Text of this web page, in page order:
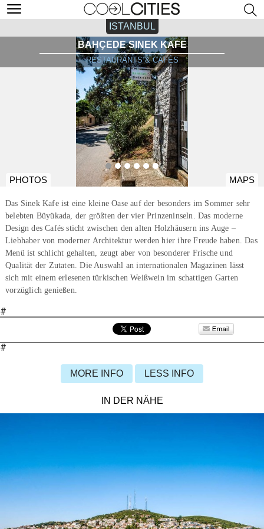
ISTANBUL
BAHÇEDE SINEK KAFE
RESTAURANTS & CAFÉS
PHOTOS MAPS
Das Sinek Kafe ist eine kleine Oase auf der besonders im Sommer sehr
belebten Büyükada, der größten der vier Prinzeninseln. Das moderne
Design des Cafés sticht zwischen den alten Holzhäusern ins Auge –
Liebhaber von moderner Architektur werden hier ihre Freude haben. Das
Menü ist schlicht gehalten, zeugt aber von besonderer Frische und
Qualität der Zutaten. Die Auswahl an internationalen Magazinen lässt
sich mit einem erlesenen türkischen Weißwein im schattigen Garten
vorzüglich genießen.
#
#
MORE INFO LESS INFO
IN DER NÄHE